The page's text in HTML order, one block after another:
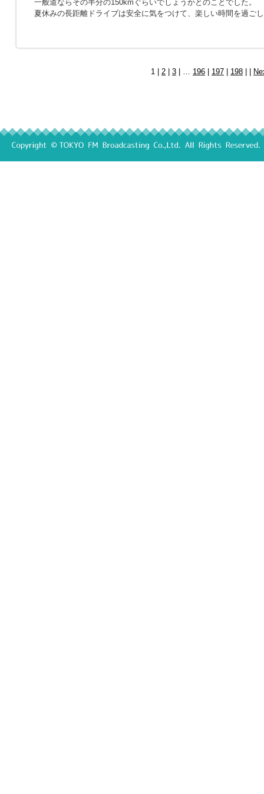
一般道ならその半分の150kmぐらいでしょうかとのことでした。
夏休みの長距離ドライブは安全に気をつけて、楽しい時間を過ご
1 | 2 3 | … 196 197 198